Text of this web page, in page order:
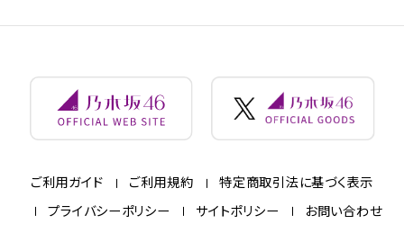
ご利用ガイド ご利用規約
特定商取引法に基づく表示
プライバシーポリシー
サイトポリシー お問い合わせ